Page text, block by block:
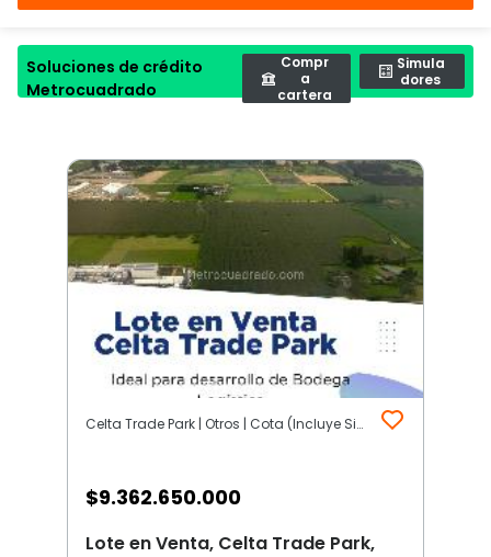
Soluciones de crédito
Metrocuadrado
Compr
a
cartera
Simula
dores
Celta Trade Park | Otros | Cota (Incluye Siberia)
$9.362.650.000
Lote en Venta, Celta Trade Park,